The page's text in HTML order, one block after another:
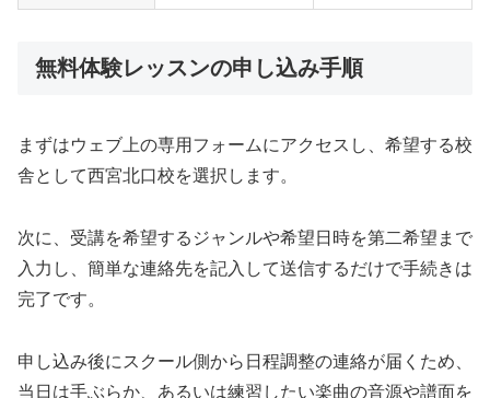
無料体験レッスンの申し込み手順
まずはウェブ上の専用フォームにアクセスし、希望する校
舎として西宮北口校を選択します。
次に、受講を希望するジャンルや希望日時を第二希望まで
入力し、簡単な連絡先を記入して送信するだけで手続きは
完了です。
申し込み後にスクール側から日程調整の連絡が届くため、
当日は手ぶらか、あるいは練習したい楽曲の音源や譜面を